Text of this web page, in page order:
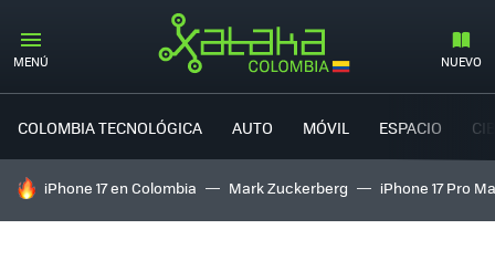
MENÚ NUEVO
COLOMBIA TECNOLÓGICA AUTO MÓVIL ESPACIO
HOY SE HABLA DE
iPhone 17 en Colombia Mark Zuckerberg iPhone 17 Pro